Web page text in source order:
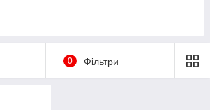
0 Фільтри